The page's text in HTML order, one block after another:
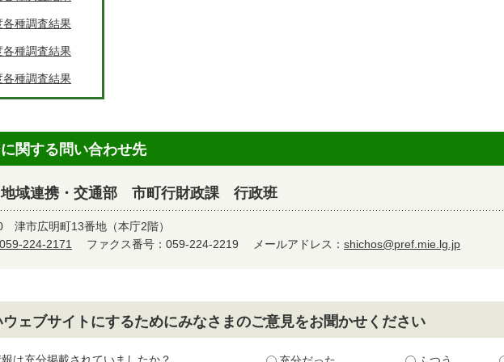
各種調査結果
各種調査結果
各種調査結果
関する問い合わせ先
域連携・交通部 市町行財政課 行政班
津市広明町13番地（本庁2階）
059-224-2171 ファクス番号：059-224-2219 メールアドレス： shichos@pref.mie.lg.jp
ウェブサイトにするためにみなさまのご意見をお聞かせください